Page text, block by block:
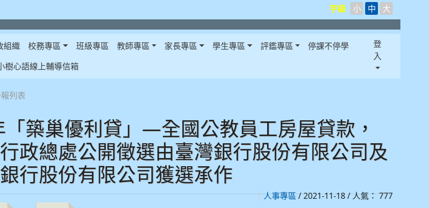
字級 小 中 大
組織 校務專區 班級專區 教師專區 家長專區 學生專區 評鑑專區 停課不停學
樹心語線上輔導信箱
登
入
列表
「築巢優利貸」—全國公教員工房屋貸款，
政總處公開徵選由臺灣銀行股份有限公司及
行股份有限公司獲選承作
人事專區/ 2021-11-18 / 人氣： 777